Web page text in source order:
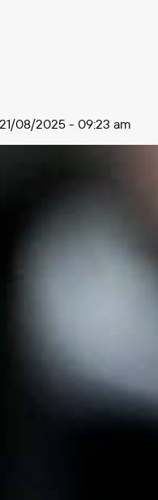
21/08/2025 - 09:23 am